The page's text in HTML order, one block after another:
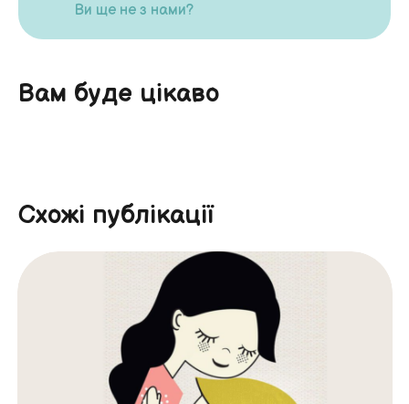
Ви ще не з нами?
Вам буде цікаво
Схожі публікації